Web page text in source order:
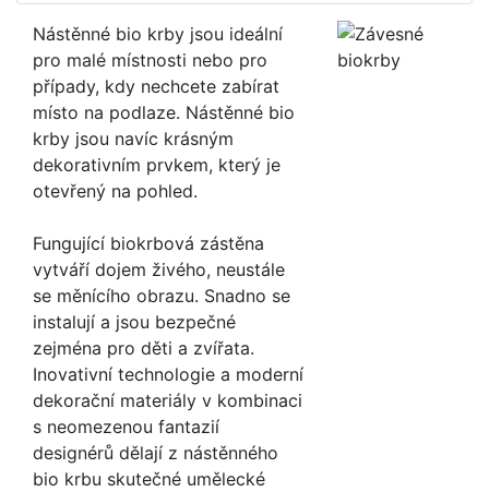
Nástěnné bio krby jsou ideální
pro malé místnosti nebo pro
případy, kdy nechcete zabírat
místo na podlaze. Nástěnné bio
krby jsou navíc krásným
dekorativním prvkem, který je
otevřený na pohled.
Fungující biokrbová zástěna
vytváří dojem živého, neustále
se měnícího obrazu. Snadno se
instalují a jsou bezpečné
zejména pro děti a zvířata.
Inovativní technologie a moderní
dekorační materiály v kombinaci
s neomezenou fantazií
designérů dělají z nástěnného
bio krbu skutečné umělecké